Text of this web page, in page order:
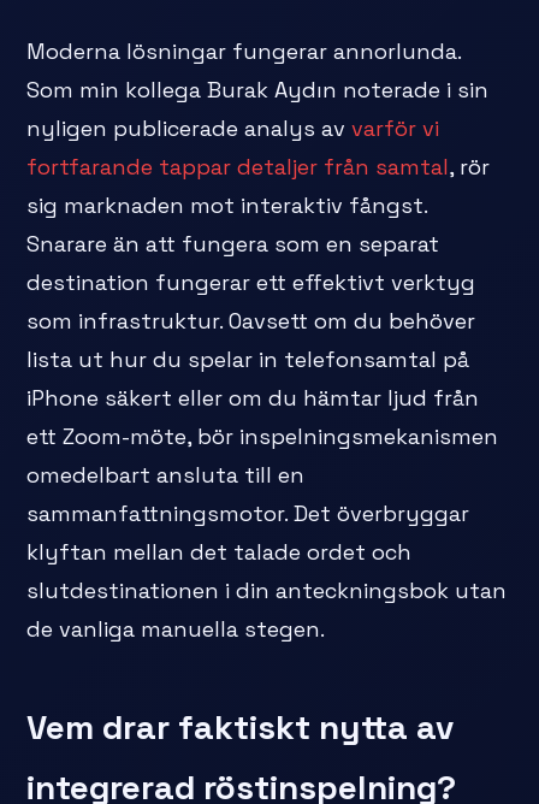
Moderna lösningar fungerar annorlunda.
Som min kollega Burak Aydın noterade i sin
nyligen publicerade analys avvarför vi
fortfarande tappar detaljer från samtal, rör
sig marknaden mot interaktiv fångst.
Snarare än att fungera som en separat
destination fungerar ett effektivt verktyg
som infrastruktur. Oavsett om du behöver
lista ut hur du spelar in telefonsamtal på
iPhone säkert eller om du hämtar ljud från
ett Zoom-möte, bör inspelningsmekanismen
omedelbart ansluta till en
sammanfattningsmotor. Det överbryggar
klyftan mellan det talade ordet och
slutdestinationen i din anteckningsbok utan
de vanliga manuella stegen.
Vem drar faktiskt nytta av
integrerad röstinspelning?